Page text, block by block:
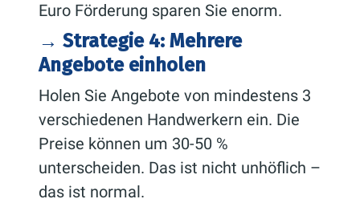
Euro Förderung sparen Sie enorm.
→ Strategie 4: Mehrere
Angebote einholen
Holen Sie Angebote von mindestens 3
verschiedenen Handwerkern ein. Die
Preise können um 30-50 %
unterscheiden. Das ist nicht unhöflich –
das ist normal.